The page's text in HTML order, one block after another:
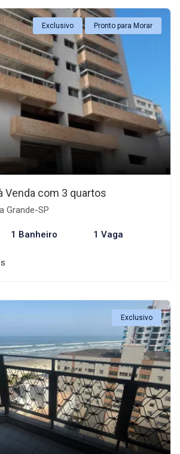
Exclusivo Pronto para Morar
Venda com 3 quartos
Grande-SP
1 Banheiro 1 Vaga
Exclusivo